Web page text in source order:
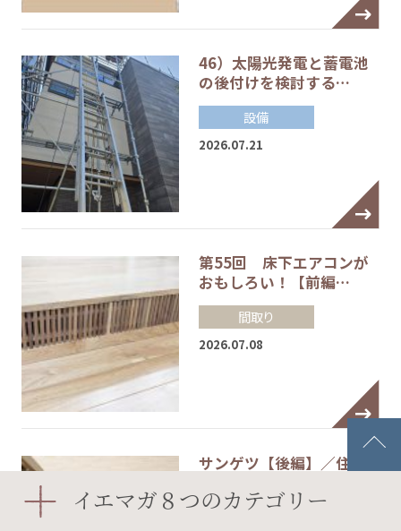
46）太陽光発電と蓄電池
の後付けを検討する…
設備
2026.07.21
第55回 床下エアコンが
おもしろい！【前編…
間取り
2026.07.08
サンゲツ【後編】／住ま
構造・建材
イエマガ８つのカテゴリー